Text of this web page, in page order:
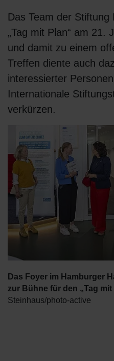
Das Team der
„Tag mit Plan“ am 21.
und damit zu einem
Treffen diente auch
interessierter
Internationale
verkürzen.
Das Foyer im Hamburger
zur Bühne für den „Tag mit
Steinhaus/photo-active